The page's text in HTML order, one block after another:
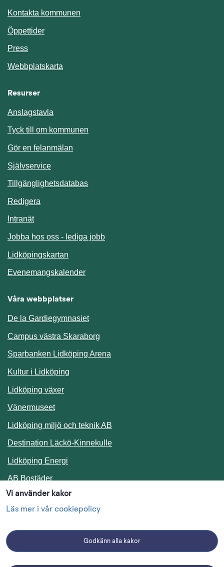
Vi använder kakor
Läs mer i vår cookiepolicy
Godkänn alla kakor
Kontakta kommunen
Öppettider
Press
Webbplatskarta
Resurser
Anslagstavla
Tyck till om kommunen
Gör en felanmälan
SjälvserviceLänk till annan webbplats.
TillgänglighetsdatabasLänk till annan webbplats.
Redigera
IntranätLänk till annan webbplats.
Jobba hos oss - lediga jobb
Lidköpingskartan
EvenemangskalenderLänk till annan webbplats.
Våra webbplatser
De la Gardiegymnasiet
Campus västra Skaraborg
Sparbanken Lidköping Arena
Kultur i Lidköping
Lidköping växer
Vänermuseet
Lidköping miljö och teknik AB
Destination Läckö-KinnekulleLänk till annan webbplats.
Lidköping Energi
AB BostäderLänk till annan webbplats.
Följ oss i sociala medier
Linkedin